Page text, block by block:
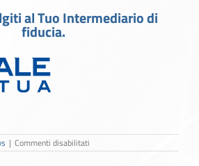
al Tuo Intermediario di
fiducia.
| Commenti disabilitati
Dual